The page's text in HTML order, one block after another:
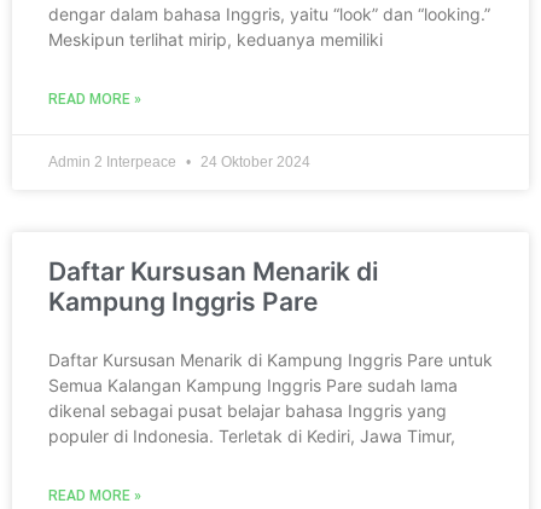
dengar dalam bahasa Inggris, yaitu “look” dan “looking.”
Meskipun terlihat mirip, keduanya memiliki
READ MORE »
Admin 2 Interpeace 24 Oktober 2024
Daftar Kursusan Menarik di
Kampung Inggris Pare
Daftar Kursusan Menarik di Kampung Inggris Pare untuk
Semua Kalangan Kampung Inggris Pare sudah lama
dikenal sebagai pusat belajar bahasa Inggris yang
populer di Indonesia. Terletak di Kediri, Jawa Timur,
READ MORE »